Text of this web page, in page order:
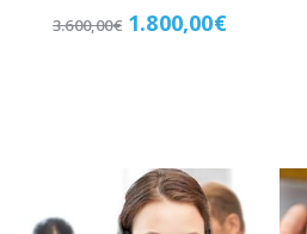
3.600,00€ 1.800,00€